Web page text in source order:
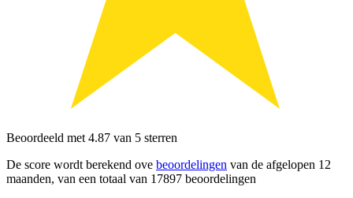
Beoordeeld met 4.87 van 5 sterren
De score wordt berekend ove beoordelingen van de afgelopen 12
maanden, van een totaal van 17897 beoordelingen